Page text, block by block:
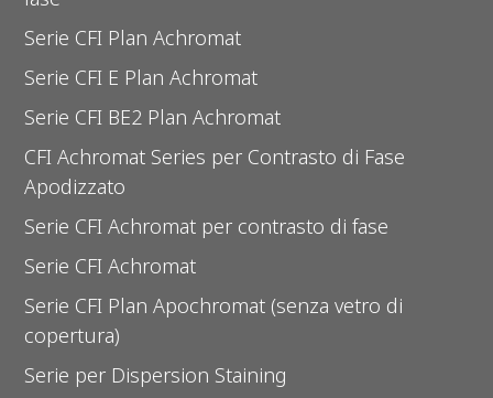
Serie CFI Plan Achromat
Serie CFI E Plan Achromat
Serie CFI BE2 Plan Achromat
CFI Achromat Series per Contrasto di Fase
Apodizzato
Serie CFI Achromat per contrasto di fase
Serie CFI Achromat
Serie CFI Plan Apochromat (senza vetro di
copertura)
Serie per Dispersion Staining